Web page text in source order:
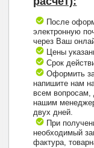
После
электронную
через Ваш
Цены
Срок
Оформить
напишите нам
всем вопросам,
нашим
двух дней.
При
необходимый
фактура,